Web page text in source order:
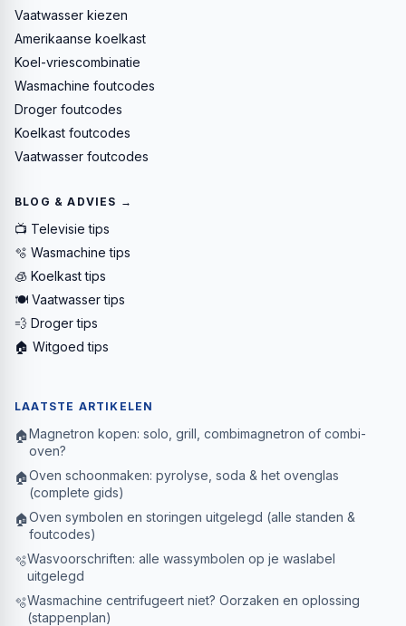
Vaatwasser kiezen
Amerikaanse koelkast
Koel-vriescombinatie
Wasmachine foutcodes
Droger foutcodes
Koelkast foutcodes
Vaatwasser foutcodes
BLOG & ADVIES →
📺 Televisie tips
🫧 Wasmachine tips
🧊 Koelkast tips
🍽️ Vaatwasser tips
💨 Droger tips
🏠 Witgoed tips
LAATSTE ARTIKELEN
🏠Magnetron kopen: solo, grill, combimagnetron of combi-
oven?
🏠Oven schoonmaken: pyrolyse, soda & het ovenglas
(complete gids)
🏠Oven symbolen en storingen uitgelegd (alle standen &
foutcodes)
🫧Wasvoorschriften: alle wassymbolen op je waslabel
uitgelegd
🫧Wasmachine centrifugeert niet? Oorzaken en oplossing
(stappenplan)